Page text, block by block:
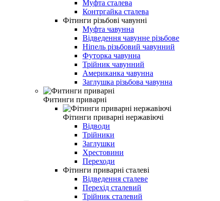
Муфта сталева
Контргайка сталева
Фітинги різьбові чавунні
Муфта чавунна
Відведення чавунне різьбове
Ніпель різьбовий чавунний
Футорка чавунна
Трійник чавунний
Американка чавунна
Заглушка різьбова чавунна
Фитинги приварні
Фітинги приварні нержавіючі
Відводи
Трійники
Заглушки
Хрестовини
Переходи
Фітинги приварні сталеві
Відведення сталеве
Перехід сталевий
Трійник сталевий